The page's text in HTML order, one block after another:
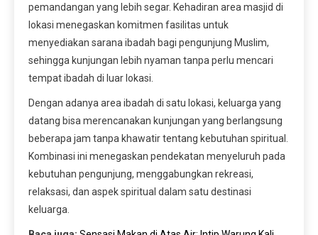
pemandangan yang lebih segar. Kehadiran area masjid di
lokasi menegaskan komitmen fasilitas untuk
menyediakan sarana ibadah bagi pengunjung Muslim,
sehingga kunjungan lebih nyaman tanpa perlu mencari
tempat ibadah di luar lokasi.
Dengan adanya area ibadah di satu lokasi, keluarga yang
datang bisa merencanakan kunjungan yang berlangsung
beberapa jam tanpa khawatir tentang kebutuhan spiritual.
Kombinasi ini menegaskan pendekatan menyeluruh pada
kebutuhan pengunjung, menggabungkan rekreasi,
relaksasi, dan aspek spiritual dalam satu destinasi
keluarga.